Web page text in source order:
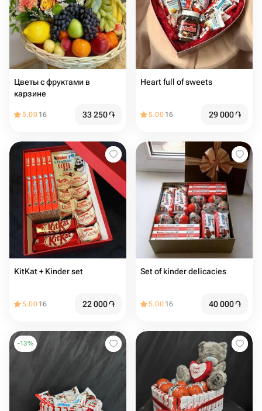
Цветы с фруктами в
карзине
5.00 16 33 250֏
Heart full of sweets
5.00 16 29 000֏
KitKat + Kinder set
5.00 16 22 000֏
Set of kinder delicacies
5.00 16 40 000֏
-13%